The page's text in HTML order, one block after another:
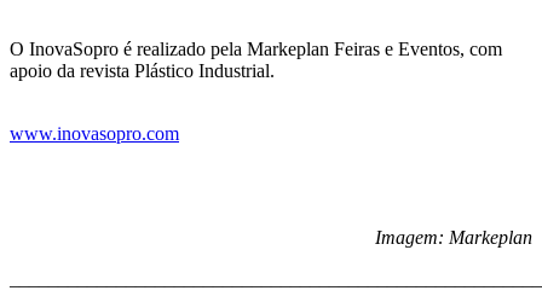
O InovaSopro é realizado pela Markeplan Feiras e Eventos, com
apoio da revista Plástico Industrial.
www.inovasopro.com
Imagem: Markeplan